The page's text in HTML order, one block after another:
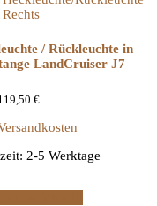
/ Rückleuchte in
LandCruiser J7
€
2-5 Werktage